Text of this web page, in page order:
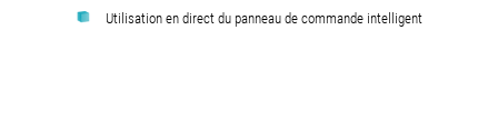
Utilisation en direct du panneau de commande intelligent